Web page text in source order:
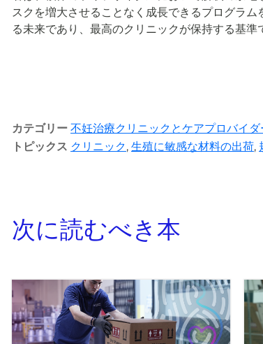
スクを増大させることなく成長できるプログラ
る未来であり、最高のクリニックが保持する基準
カテゴリー 不妊治療クリニックとケアプロバイダ
トピックス クリニック, 生殖に敏感な材料の出荷,
次に読むべき本